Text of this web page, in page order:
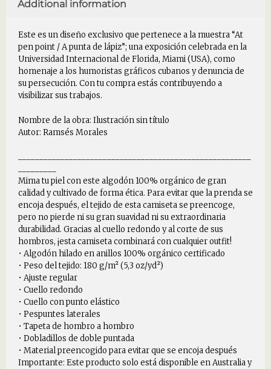
Additional information
Este es un diseño exclusivo que pertenece a la muestra “At
pen point / A punta de lápiz”; una exposición celebrada en la
Universidad Internacional de Florida, Miami (USA), como
homenaje a los humoristas gráficos cubanos y denuncia de
su persecución. Con tu compra estás contribuyendo a
visibilizar sus trabajos.
Nombre de la obra: Ilustración sin título
Autor: Ramsés Morales
Mima tu piel con este algodón 100% orgánico de gran
calidad y cultivado de forma ética. Para evitar que la prenda se
encoja después, el tejido de esta camiseta se preencoge,
pero no pierde ni su gran suavidad ni su extraordinaria
durabilidad. Gracias al cuello redondo y al corte de sus
hombros, ¡esta camiseta combinará con cualquier outfit!
• Algodón hilado en anillos 100% orgánico certificado
• Peso del tejido: 180 g/m² (5,3 oz/yd²)
• Ajuste regular
• Cuello redondo
• Cuello con punto elástico
• Pespuntes laterales
• Tapeta de hombro a hombro
• Dobladillos de doble puntada
• Material preencogido para evitar que se encoja después
Importante: Este producto solo está disponible en Australia y